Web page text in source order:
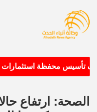
تأسيس محفظة استثمارات
الصحة: ارتفاع